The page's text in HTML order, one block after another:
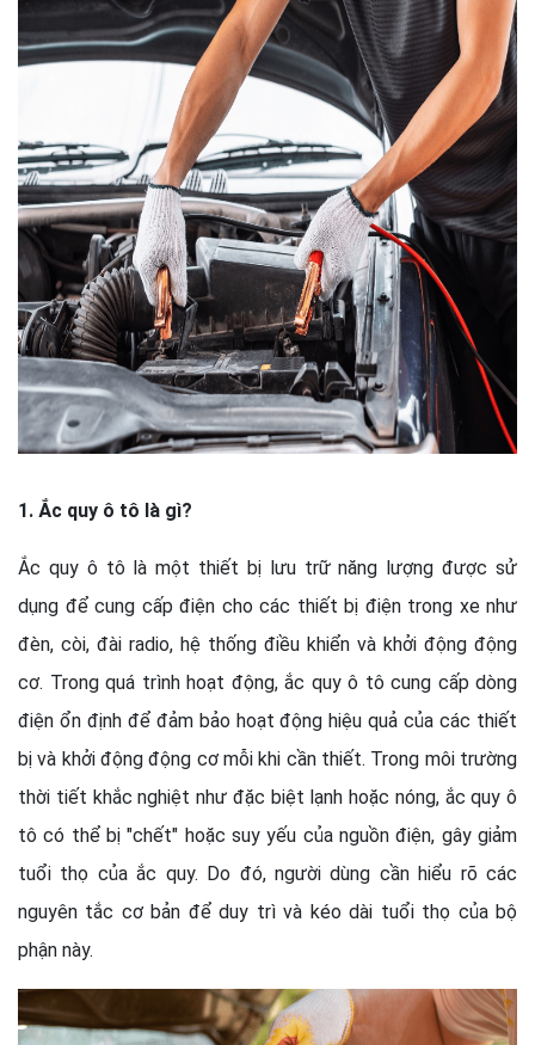
1. Ắc quy ô tô là gì?
Ắc quy ô tô là một thiết bị lưu trữ năng lượng được sử
dụng để cung cấp điện cho các thiết bị điện trong xe như
đèn, còi, đài radio, hệ thống điều khiển và khởi động động
cơ. Trong quá trình hoạt động, ắc quy ô tô cung cấp dòng
điện ổn định để đảm bảo hoạt động hiệu quả của các thiết
bị và khởi động động cơ mỗi khi cần thiết. Trong môi trường
thời tiết khắc nghiệt như đặc biệt lạnh hoặc nóng, ắc quy ô
tô có thể bị "chết" hoặc suy yếu của nguồn điện, gây giảm
tuổi thọ của ắc quy. Do đó, người dùng cần hiểu rõ các
nguyên tắc cơ bản để duy trì và kéo dài tuổi thọ của bộ
phận này.